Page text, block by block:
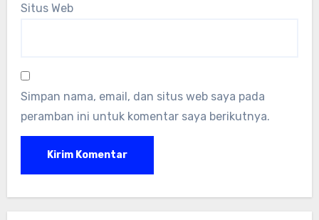
Situs Web
Simpan nama, email, dan situs web saya pada
peramban ini untuk komentar saya berikutnya.